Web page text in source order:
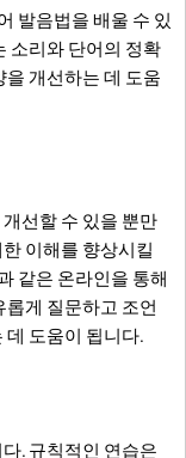
발음법을 배울 수 있
소리와 단어의 정확
개선하는 데 도움
선할 수 있을 뿐만
이해를 향상시킬
같은 온라인을 통해
게 질문하고 조언
데 도움이 됩니다.
. 규칙적인 연습은